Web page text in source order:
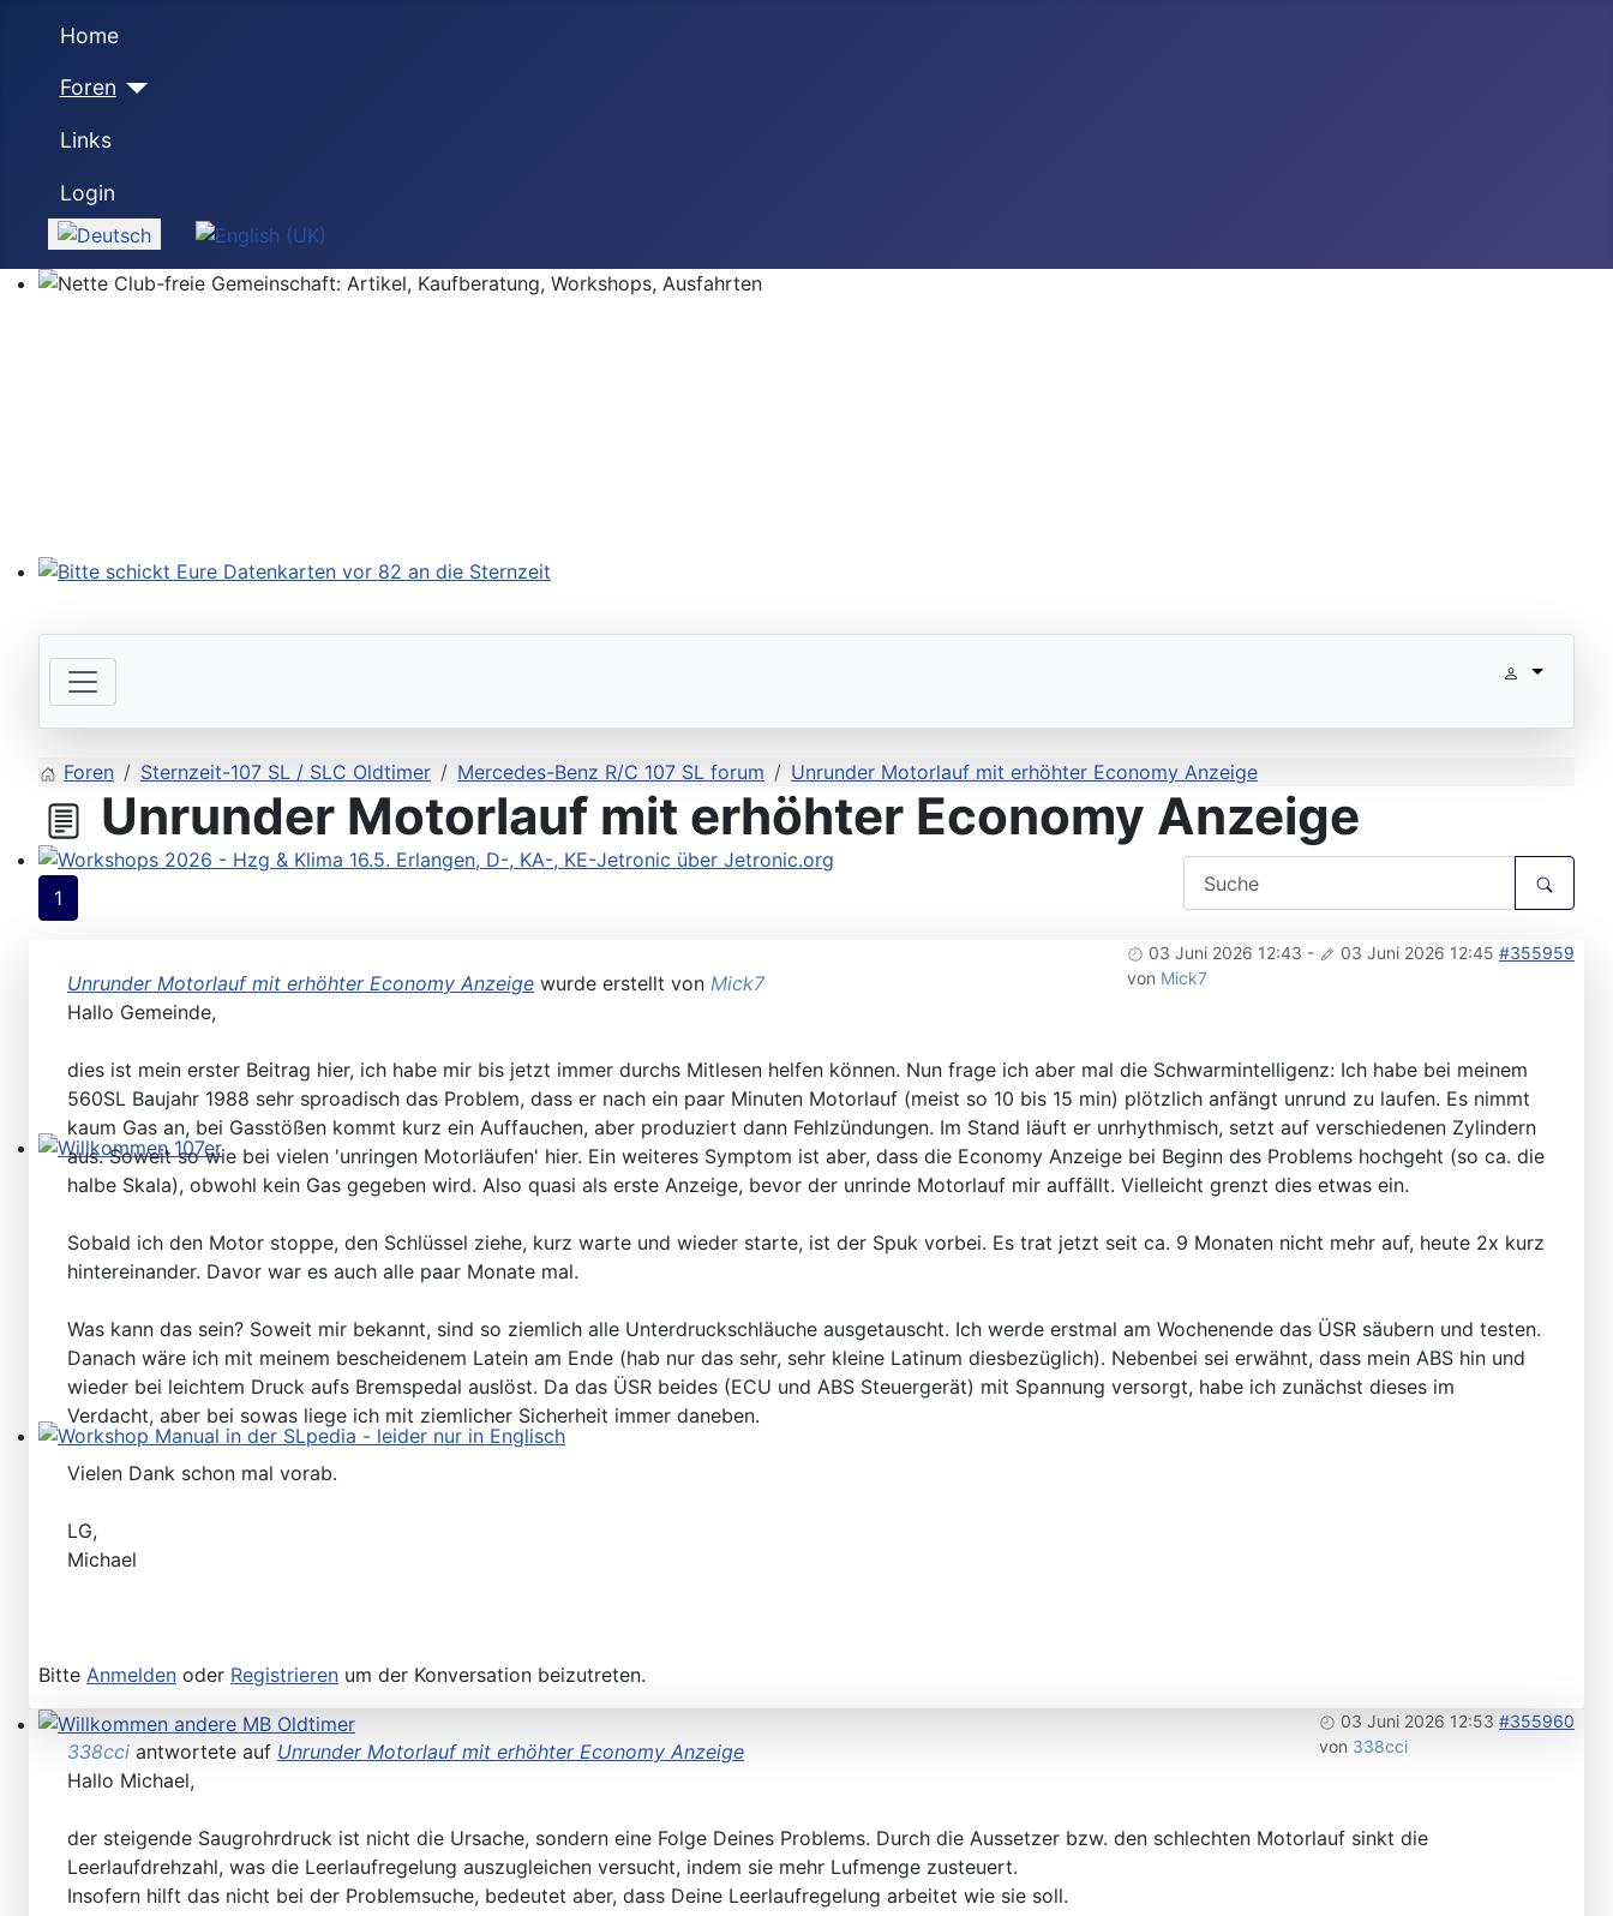
Home
Foren
Links
Login
Sprache auswählen
Workshops 2026 - Hzg & Klima 16.5. Erlangen, D-, KA-, KE-Jetronic über Jetronic.org
Willkommen 107er
Workshop Manual in der SLpedia - leider nur in Englisch
Willkommen andere MB Oldtimer
Foren Sternzeit-107 SL / SLC Oldtimer Mercedes-Benz R/C 107 SL forum Unrunder Motorlauf mit erhöhter Economy Anzeige
Unrunder Motorlauf mit erhöhter Economy Anzeige
1
03 Juni 2026 12:43 - 03 Juni 2026 12:45 #355959
von Mick7
Unrunder Motorlauf mit erhöhter Economy Anzeige wurde erstellt von Mick7
Hallo Gemeinde,
dies ist mein erster Beitrag hier, ich habe mir bis jetzt immer durchs Mitlesen helfen können. Nun frage ich aber mal die Schwarmintelligenz: Ich habe bei meinem
560SL Baujahr 1988 sehr sproadisch das Problem, dass er nach ein paar Minuten Motorlauf (meist so 10 bis 15 min) plötzlich anfängt unrund zu laufen. Es nimmt
kaum Gas an, bei Gasstößen kommt kurz ein Auffauchen, aber produziert dann Fehlzündungen. Im Stand läuft er unrhythmisch, setzt auf verschiedenen Zylindern
aus. Soweit so wie bei vielen 'unringen Motorläufen' hier. Ein weiteres Symptom ist aber, dass die Economy Anzeige bei Beginn des Problems hochgeht (so ca. die
halbe Skala), obwohl kein Gas gegeben wird. Also quasi als erste Anzeige, bevor der unrinde Motorlauf mir auffällt. Vielleicht grenzt dies etwas ein.
Sobald ich den Motor stoppe, den Schlüssel ziehe, kurz warte und wieder starte, ist der Spuk vorbei. Es trat jetzt seit ca. 9 Monaten nicht mehr auf, heute 2x kurz
hintereinander. Davor war es auch alle paar Monate mal.
Was kann das sein? Soweit mir bekannt, sind so ziemlich alle Unterdruckschläuche ausgetauscht. Ich werde erstmal am Wochenende das ÜSR säubern und testen.
Danach wäre ich mit meinem bescheidenem Latein am Ende (hab nur das sehr, sehr kleine Latinum diesbezüglich). Nebenbei sei erwähnt, dass mein ABS hin und
wieder bei leichtem Druck aufs Bremspedal auslöst. Da das ÜSR beides (ECU und ABS Steuergerät) mit Spannung versorgt, habe ich zunächst dieses im
Verdacht, aber bei sowas liege ich mit ziemlicher Sicherheit immer daneben.
Vielen Dank schon mal vorab.
LG,
Michael
Bitte Anmelden oder Registrieren um der Konversation beizutreten.
03 Juni 2026 12:53 #355960
von 338cci
338cci antwortete auf Unrunder Motorlauf mit erhöhter Economy Anzeige
Hallo Michael,
der steigende Saugrohrdruck ist nicht die Ursache, sondern eine Folge Deines Problems. Durch die Aussetzer bzw. den schlechten Motorlauf sinkt die
Leerlaufdrehzahl, was die Leerlaufregelung auszugleichen versucht, indem sie mehr Lufmenge zusteuert.
Insofern hilft das nicht bei der Problemsuche, bedeutet aber, dass Deine Leerlaufregelung arbeitet wie sie soll.